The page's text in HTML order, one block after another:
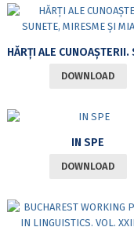
DOWNLOAD
IN SPE
DOWNLOAD